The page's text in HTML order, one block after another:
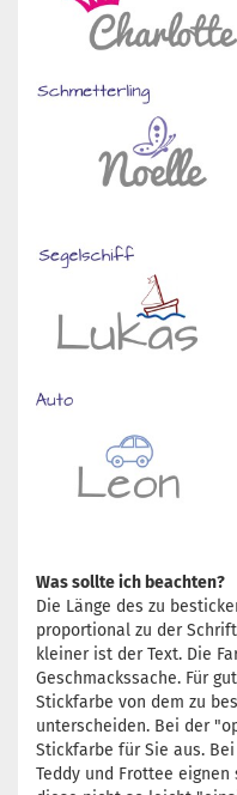
Was sollte ich beachten?
Die Länge des zu
proportional zu der
kleiner ist der Text. Die
Geschmackssache. Für
Stickfarbe von dem zu
unterscheiden. Bei der
Stickfarbe für Sie aus.
Teddy und Frottee